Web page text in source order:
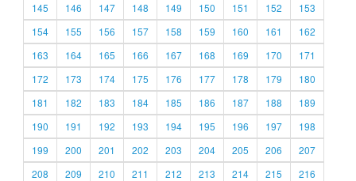
145
146 147 148 149 150 151 152
153
154
155 156 157 158 159 160 161
162
163
164 165 166 167 168 169 170
171
172
173 174 175 176 177 178 179
180
181
182 183 184 185 186 187 188
189
190
191 192 193 194 195 196 197
198
199
200 201 202 203 204 205 206
207
208
209 210 211 212 213 214 215
216